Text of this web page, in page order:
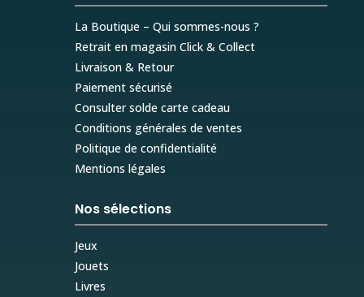
La Boutique – Qui sommes-nous ?
Retrait en magasin Click & Collect
Livraison & Retour
Paiement sécurisé
Consulter solde carte cadeau
Conditions générales de ventes
Politique de confidentialité
Mentions légales
Nos sélections
Jeux
Jouets
Livres